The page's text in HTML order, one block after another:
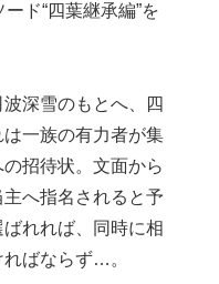
ド“四葉継承編”を
深雪のもとへ、四
一族の有力者が集
招待状。文面から
へ指名されると予
れれば、同時に相
ばならず…。